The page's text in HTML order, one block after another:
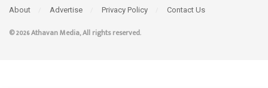
About Advertise Privacy Policy Contact Us
© 2026 Athavan Media, All rights reserved.